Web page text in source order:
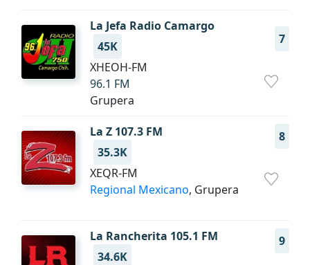
La Jefa Radio Camargo
7
45K
XHEOH-FM
96.1 FM
Grupera
La Z 107.3 FM
8
35.3K
XEQR-FM
Regional Mexicano, Grupera
La Rancherita 105.1 FM
9
34.6K